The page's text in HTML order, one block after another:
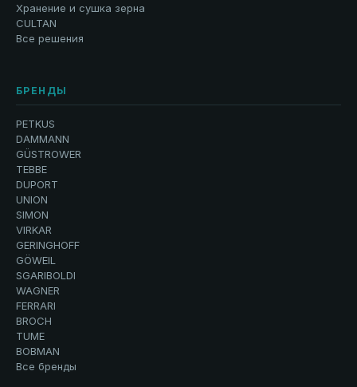
Хранение и сушка зерна
CULTAN
Все решения
БРЕНДЫ
PETKUS
DAMMANN
GÜSTROWER
TEBBE
DUPORT
UNION
SIMON
VIRKAR
GERINGHOFF
GÖWEIL
SGARIBOLDI
WAGNER
FERRARI
BROCH
TUME
BOBMAN
Все бренды